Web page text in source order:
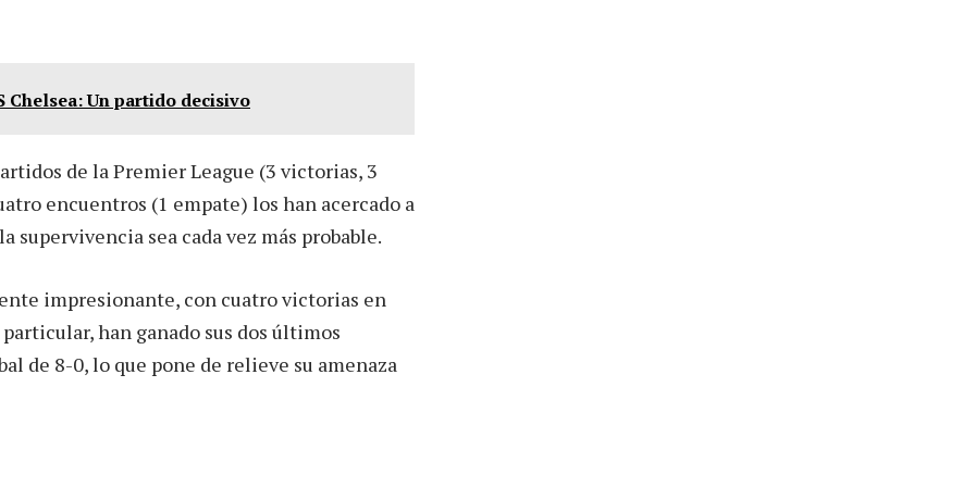
Chelsea: Un partido decisivo
de la Premier League (3 victorias, 3
encuentros (1 empate) los han acercado a
supervivencia sea cada vez más probable.
impresionante, con cuatro victorias en
han ganado sus dos últimos
de 8-0, lo que pone de relieve su amenaza